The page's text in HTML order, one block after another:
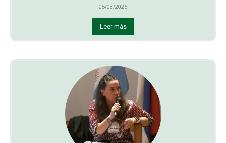
05/08/2026
Leer más